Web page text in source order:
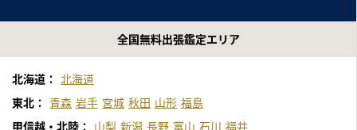
全国無料出張鑑定エリア
北海道： 北海道
東北： 青森 岩手 宮城 秋田 山形 福島
甲信越・北陸：
山梨 新潟 長野 富山 石川 福井